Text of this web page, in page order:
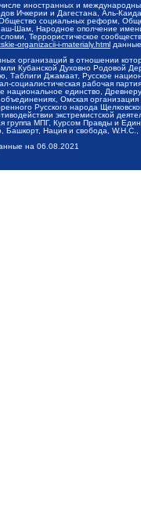
иностранных и
Ичкерии и Дагестана, Аль-
социальных реформ,
аш-Шам, Народное ополчение
Террористическое
organizacii-i-materialy.html
организаций в отношении
Кубанской Духовно Родовой
Таблиги Джамаат, Русское
социалистическая рабочая
национальное единство,
Омская
Русского народа
экстремистской
МПГ, Курсом Правды и
Башкорт, Нация и свобода,
на 06.08.2021